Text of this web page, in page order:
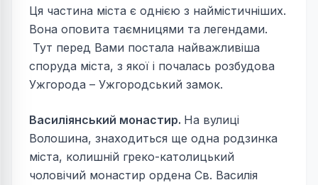
Ця частина міста є однією з наймістичніших.
Вона оповита таємницями та легендами.
Тут перед Вами постала найважливіша
споруда міста, з якої і почалась розбудова
Ужгорода – Ужгородський замок.
Василіянський монастир. На вулиці
Волошина, знаходиться ще одна родзинка
міста, колишній греко-католицький
чоловічий монастир ордена Св. Василія